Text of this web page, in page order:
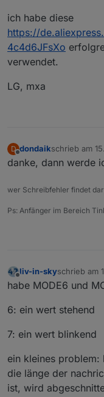
ich habe diese
https://
4c4d6JFsXo
verwendet.
LG, mxa
D
Offline
dondaikschrieb am
zuletzt
danke, dann werde
wer Schreibfehler findet
Ps: Anfänger im Bereich
Offline
liv-in-skyschrieb am
zuletzt
habe MODE6 und
6: ein wert stehend
7: ein wert blinkend
ein kleines
die länge der
ist, wird